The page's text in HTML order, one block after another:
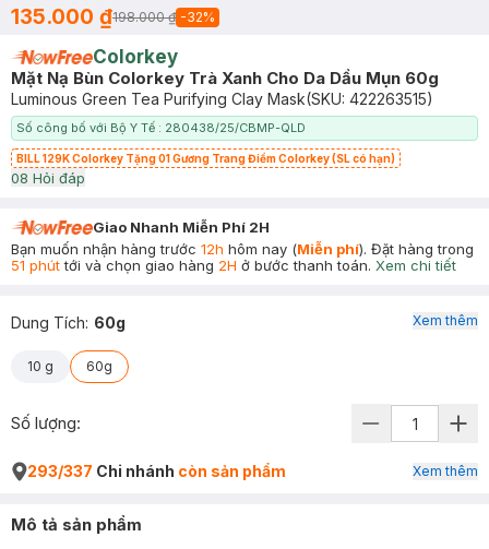
135.000 ₫198.000 ₫ -32%
Colorkey
Mặt Nạ Bùn Colorkey Trà Xanh Cho Da Dầu Mụn 60g
Luminous Green Tea Purifying Clay Mask(SKU: 422263515)
Số công bố với Bộ Y Tế : 280438/25/CBMP-QLD
BILL 129K Colorkey Tặng 01 Gương Trang Điểm Colorkey (SL có hạn)
08 Hỏi đáp
Giao Nhanh Miễn Phí 2H
Bạn muốn nhận hàng trước 12h hôm nay (Miễn phí). Đặt hàng trong
51 phúttới và chọn giao hàng 2H ở bước thanh toán. Xem chi tiết
Dung Tích: 60g
10 g 60g
Xem thêm
Số lượng:
293/337 Chi nhánh còn sản phẩm Xem thêm
Mô tả sản phẩm